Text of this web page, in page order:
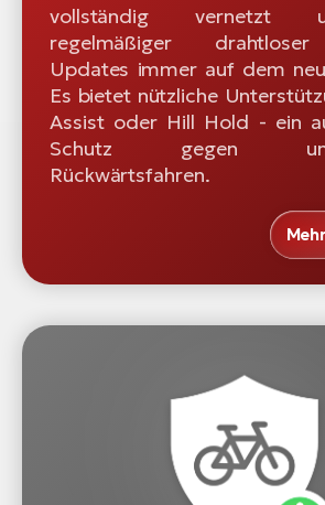
vollständig vernetzt
regelmäßiger
Updates immer auf dem
Es bietet nützliche
Assist oder Hill Hold - ein
Schutz gegen
Rückwärtsfahren.